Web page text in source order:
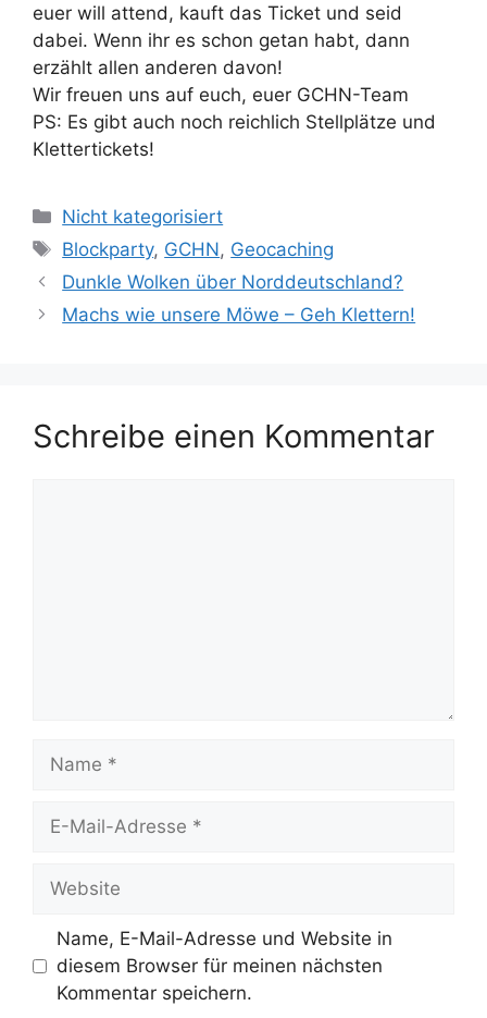
euer will attend, kauft das Ticket und seid
dabei. Wenn ihr es schon getan habt, dann
erzählt allen anderen davon!
Wir freuen uns auf euch, euer GCHN-Team
PS: Es gibt auch noch reichlich Stellplätze und
Klettertickets!
Kategorien
Nicht kategorisiert
Schlagwörter
Blockparty, GCHN, Geocaching
Dunkle Wolken über Norddeutschland?
Machs wie unsere Möwe – Geh Klettern!
Schreibe einen Kommentar
Mail-
Name, E-Mail-Adresse und Website in
diesem Browser für meinen nächsten
Kommentar speichern.